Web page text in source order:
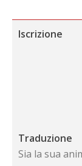
Iscrizione
Traduzione
Sia la sua